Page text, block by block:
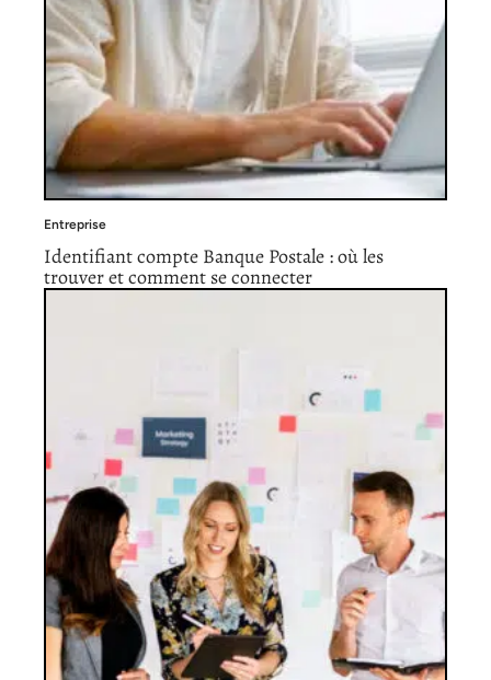
Entreprise
Identifiant compte Banque Postale : où les
trouver et comment se connecter